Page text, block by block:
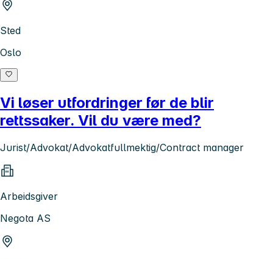
Sted
Oslo
Vi løser utfordringer før de blir
rettssaker. Vil du være med?
Jurist/Advokat/Advokatfullmektig/Contract manager
Arbeidsgiver
Negota AS